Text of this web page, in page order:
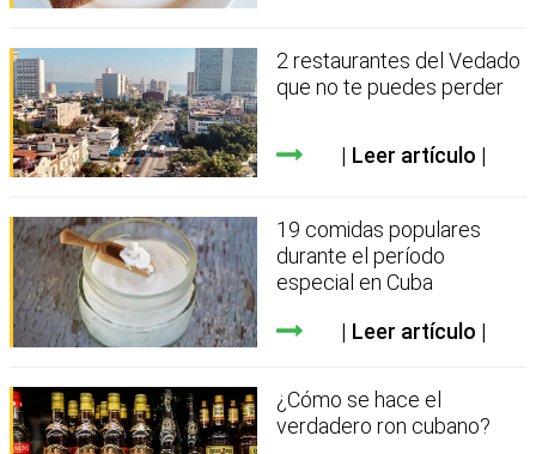
2 restaurantes del Vedado
que no te puedes perder
Leer artículo
19 comidas populares
durante el período
especial en Cuba
Leer artículo
¿Cómo se hace el
verdadero ron cubano?